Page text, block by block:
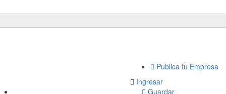
Publica tu Empresa
Ingresar
Guardar